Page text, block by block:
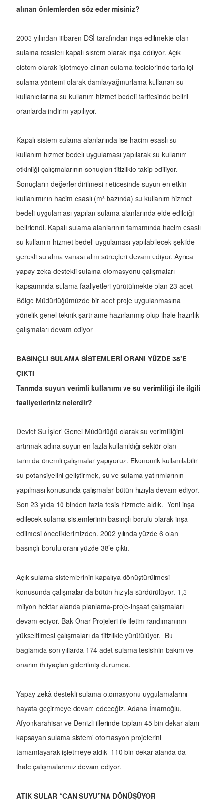
alınan önlemlerden söz eder misiniz?
2003 yılından itibaren DSİ tarafından inşa edilmekte olan
sulama tesisleri kapalı sistem olarak inşa ediliyor. Açık
sistem olarak işletmeye alınan sulama tesislerinde tarla içi
sulama yöntemi olarak damla/yağmurlama kullanan su
kullanıcılarına su kullanım hizmet bedeli tarifesinde belirli
oranlarda indirim yapılıyor.
Kapalı sistem sulama alanlarında ise hacim esaslı su
kullanım hizmet bedeli uygulaması yapılarak su kullanım
etkinliği çalışmalarının sonuçları titizlikle takip ediliyor.
Sonuçların değerlendirilmesi neticesinde suyun en etkin
kullanımının hacim esaslı (m³ bazında) su kullanım hizmet
bedeli uygulaması yapılan sulama alanlarında elde edildiği
belirlendi. Kapalı sulama alanlarının tamamında hacim esaslı
su kullanım hizmet bedeli uygulaması yapılabilecek şekilde
gerekli su alma vanası alım süreçleri devam ediyor. Ayrıca
yapay zeka destekli sulama otomasyonu çalışmaları
kapsamında sulama faaliyetleri yürütülmekte olan 23 adet
Bölge Müdürlüğümüzde bir adet proje uygulanmasına
yönelik genel teknik şartname hazırlanmış olup ihale hazırlık
çalışmaları devam ediyor.
BASINÇLI SULAMA SİSTEMLERİ ORANI YÜZDE 38’E
ÇIKTI
Tarımda suyun verimli kullanımı ve su verimliliği ile ilgili
faaliyetleriniz nelerdir?
Devlet Su İşleri Genel Müdürlüğü olarak su verimliliğini
artırmak adına suyun en fazla kullanıldığı sektör olan
tarımda önemli çalışmalar yapıyoruz. Ekonomik kullanılabilir
su potansiyelini geliştirmek, su ve sulama yatırımlarının
yapılması konusunda çalışmalar bütün hızıyla devam ediyor.
Son 23 yılda 10 binden fazla tesis hizmete aldık. Yeni inşa
edilecek sulama sistemlerinin basınçlı-borulu olarak inşa
edilmesi önceliklerimizden. 2002 yılında yüzde 6 olan
basınçlı-borulu oranı yüzde 38’e çıktı.
Açık sulama sistemlerinin kapalıya dönüştürülmesi
konusunda çalışmalar da bütün hızıyla sürdürülüyor. 1,3
milyon hektar alanda planlama-proje-inşaat çalışmaları
devam ediyor. Bak-Onar Projeleri ile iletim randımanının
yükseltilmesi çalışmaları da titizlikle yürütülüyor. Bu
bağlamda son yıllarda 174 adet sulama tesisinin bakım ve
onarım ihtiyaçları giderilmiş durumda.
Yapay zekâ destekli sulama otomasyonu uygulamalarını
hayata geçirmeye devam edeceğiz. Adana İmamoğlu,
Afyonkarahisar ve Denizli illerinde toplam 45 bin dekar alanı
kapsayan sulama sistemi otomasyon projelerini
tamamlayarak işletmeye aldık. 110 bin dekar alanda da
ihale çalışmalarımız devam ediyor.
ATIK SULAR “CAN SUYU”NA DÖNÜŞÜYOR